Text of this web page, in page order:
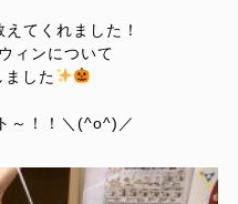
てくれました！
ィンについて
ました
～！！＼(^o^)／